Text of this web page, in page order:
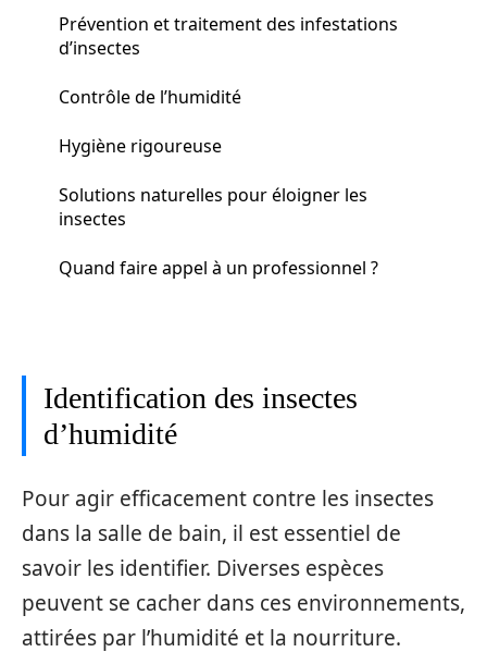
Prévention et traitement des infestations
d’insectes
Contrôle de l’humidité
Hygiène rigoureuse
Solutions naturelles pour éloigner les
insectes
Quand faire appel à un professionnel ?
Identification des insectes
d’humidité
Pour agir efficacement contre les insectes
dans la salle de bain, il est essentiel de
savoir les identifier. Diverses espèces
peuvent se cacher dans ces environnements,
attirées par l’humidité et la nourriture.